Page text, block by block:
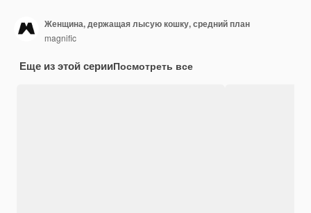
Женщина, держащая лысую кошку, средний план
magnific
Еще из этой серииПосмотреть все